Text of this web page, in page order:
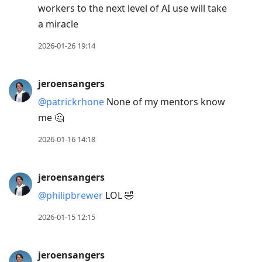
workers to the next level of AI use will take
a miracle
2026-01-26 19:14
jeroensangers
@patrickrhone None of my mentors know
me 🤔
2026-01-16 14:18
jeroensangers
@philipbrewer LOL 🤣
2026-01-15 12:15
jeroensangers